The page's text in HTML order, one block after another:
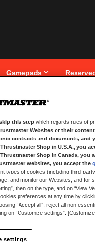
Gamepads
skip this step which regards rules of
Websites or their content
contracts and documents, and
Shop in U.S.A., you
Shop in Canada, you
websites, you accept the
types of cookies (including third-
and monitor our Websites, and for
then on the type, and on “View
preferences at any time by
“Accept all”, reject all non-
on “Customize settings”.
settings